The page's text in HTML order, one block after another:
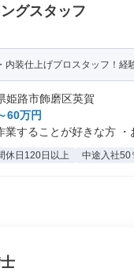
グスタッフ
内装仕上げプロスタッフ！
姫路市飾磨区英賀
60万円
業することが好きな方 ・
休日120日以上 中途入社50